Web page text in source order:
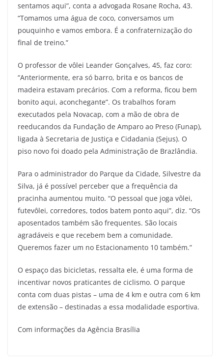
sentamos aqui”, conta a advogada Rosane Rocha, 43.
“Tomamos uma água de coco, conversamos um
pouquinho e vamos embora. É a confraternização do
final de treino.”
O professor de vôlei Leander Gonçalves, 45, faz coro:
“Anteriormente, era só barro, brita e os bancos de
madeira estavam precários. Com a reforma, ficou bem
bonito aqui, aconchegante”. Os trabalhos foram
executados pela Novacap, com a mão de obra de
reeducandos da Fundação de Amparo ao Preso (Funap),
ligada à Secretaria de Justiça e Cidadania (Sejus). O
piso novo foi doado pela Administração de Brazlândia.
Para o administrador do Parque da Cidade, Silvestre da
Silva, já é possível perceber que a frequência da
pracinha aumentou muito. “O pessoal que joga vôlei,
futevôlei, corredores, todos batem ponto aqui”, diz. “Os
aposentados também são frequentes. São locais
agradáveis e que recebem bem a comunidade.
Queremos fazer um no Estacionamento 10 também.”
O espaço das bicicletas, ressalta ele, é uma forma de
incentivar novos praticantes de ciclismo. O parque
conta com duas pistas – uma de 4 km e outra com 6 km
de extensão – destinadas a essa modalidade esportiva.
Com informações da Agência Brasília